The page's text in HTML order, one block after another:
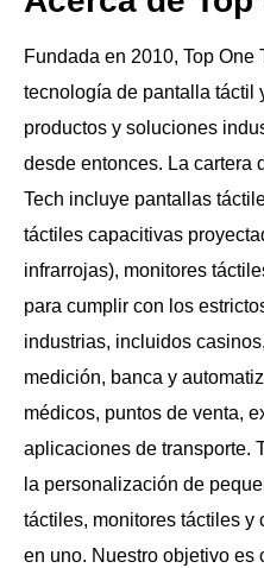
Fundada en 2010, Top
tecnología de pantalla táctil
productos y soluciones
desde entonces. La cartera
Tech incluye pantallas
táctiles capacitivas
infrarrojas), monitores
para cumplir con los
industrias, incluidos
medición, banca y
médicos, puntos de venta,
aplicaciones de transporte.
la personalización de
táctiles, monitores táctiles y
en uno. Nuestro objetivo es